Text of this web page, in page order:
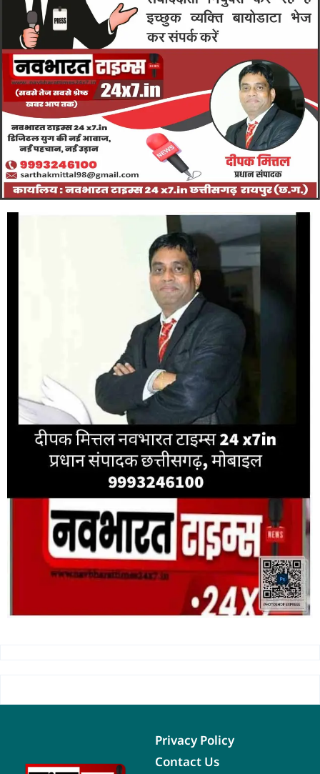
Privacy Policy
Contact Us